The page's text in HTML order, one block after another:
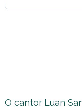
O cantor Luan